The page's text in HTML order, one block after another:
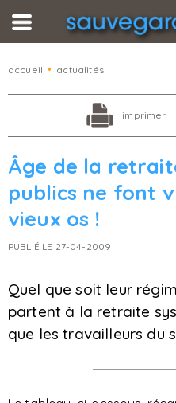
accueil • actualités
imprimer
Âge de la
publics ne font
vieux os !
PUBLIÉ LE 27-04-2009
Quel que soit leur
partent à la retraite
que les travailleurs du